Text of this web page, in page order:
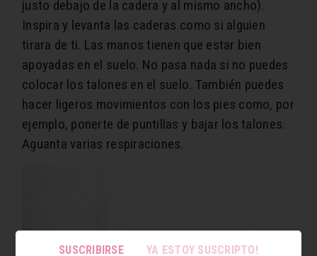
justo debajo de la cadera y al mismo ancho).
Inspira y levanta las caderas como si alguien
tirara de ti. Las manos tienen que estar bien
apoyadas en el suelo. No pasa nada si no puedes
colocar los talones en el suelo. También puedes
hacer ligeros movimientos con los pies como, por
ejemplo, ponerte de puntillas y bajar los talones.
Aguanta varias respiraciones.
SUSCRIBIRSE YA ESTOY SUSCRIPTO!